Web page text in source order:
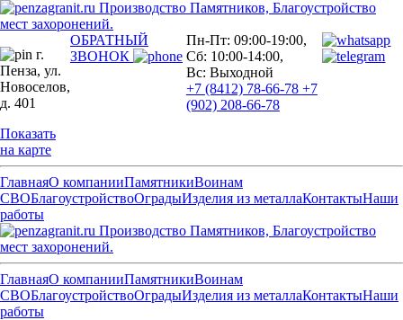
Производство Памятников, Благоустройство
мест захоронений.
г.
Пенза, ул.
Новоселов,
д. 401
Показать
на карте
ОБРАТНЫЙ
ЗВОНОК
Пн-Пт: 09:00-19:00,
Сб: 10:00-14:00,
Вс: Выходной
+7 (8412) 78-66-78 +7
(902) 208-66-78
ГлавнаяО компанииПамятникиВоинам
СВОБлагоустройствоОградыИзделия из металлаКонтактыНаши
работы
Производство Памятников, Благоустройство
мест захоронений.
ГлавнаяО компанииПамятникиВоинам
СВОБлагоустройствоОградыИзделия из металлаКонтактыНаши
работы